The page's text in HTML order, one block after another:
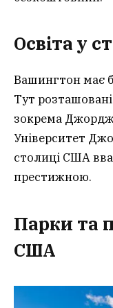
Освіта у
Вашингтон має
Тут
зокрема
Університет
столиці США
престижною.
Парки та
США